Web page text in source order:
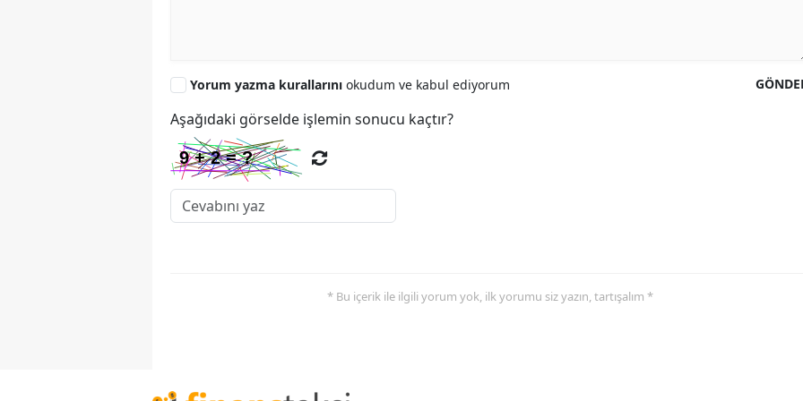
Yorum yazma kurallarını okudum ve kabul ediyorum
Aşağıdaki görselde işlemin sonucu kaçtır?
* Bu içerik ile ilgili yorum yok, ilk yorumu siz yazın, tartışalım *